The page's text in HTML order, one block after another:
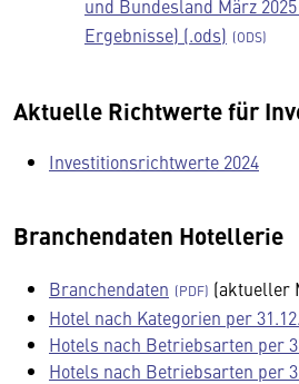
und Bundesland März
Ergebnisse) (.ods)
Aktuelle Richtwerte für
Investitionsrichtwerte 2024
Branchendaten Hotellerie
Branchendaten
(aktueller
Hotel nach Kategorien per
Hotels nach Betriebsarten per
Hotels nach Betriebsarten per